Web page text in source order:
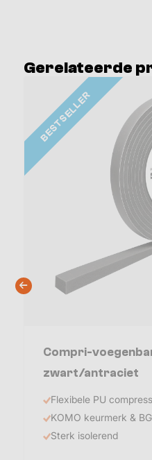
Gerelateerde
BESTSELLER
Compri-
zwart/antraciet
Flexibele PU
KOMO keurmerk &
Sterk isolerend